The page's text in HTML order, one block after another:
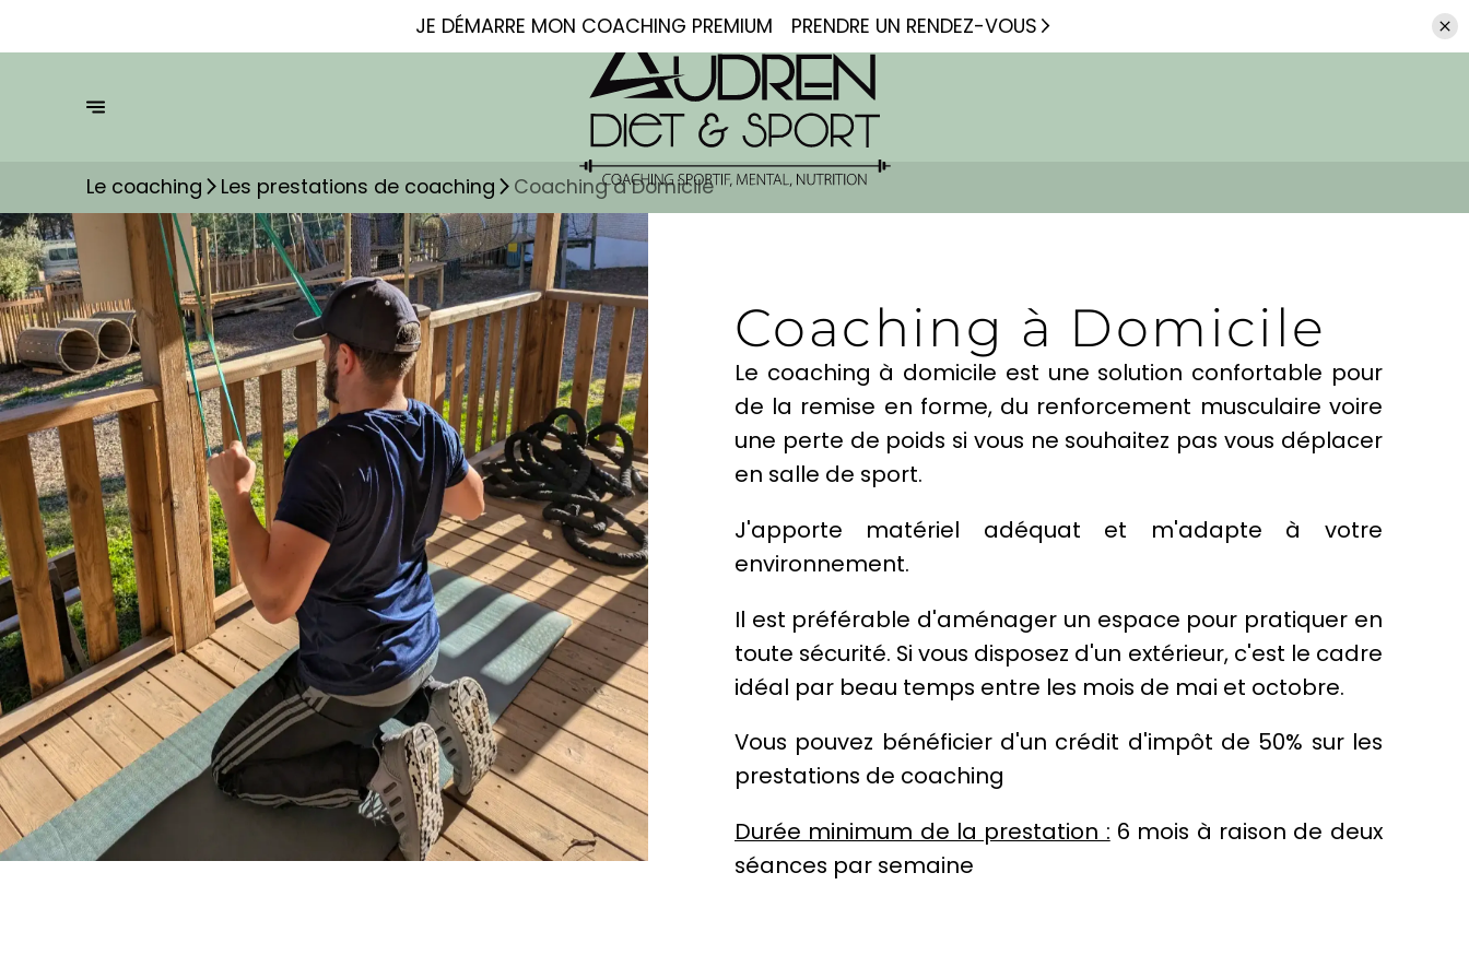
JE DÉMARRE MON COACHING PREMIUM PRENDRE UN RENDEZ-VOUS
Le coaching Les prestations de coaching Coaching à Domicile
Coaching à Domicile
Le coaching à domicile est une solution confortable pour
de la remise en forme, du renforcement musculaire voire
une perte de poids si vous ne souhaitez pas vous déplacer
en salle de sport.
J'apporte matériel adéquat et m'adapte à votre
environnement.
Il est préférable d'aménager un espace pour pratiquer en
toute sécurité. Si vous disposez d'un extérieur, c'est le cadre
idéal par beau temps entre les mois de mai et octobre.
Vous pouvez bénéficier d'un crédit d'impôt de 50% sur les
prestations de coaching
Durée minimum de la prestation : 6 mois à raison de deux
séances par semaine